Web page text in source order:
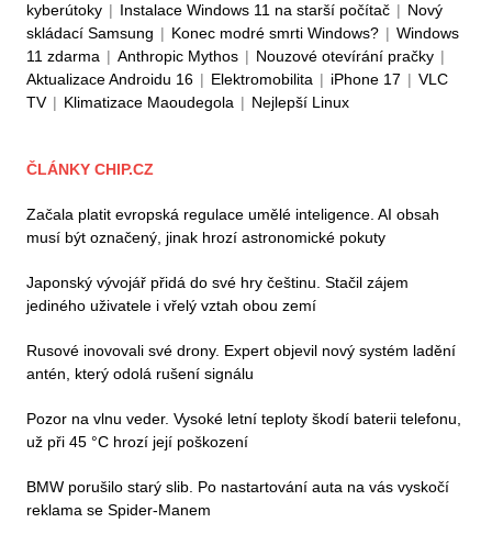
kyberútoky | Instalace Windows 11 na starší počítač | Nový
skládací Samsung | Konec modré smrti Windows? | Windows
11 zdarma | Anthropic Mythos | Nouzové otevírání pračky |
Aktualizace Androidu 16 | Elektromobilita | iPhone 17 | VLC
TV | Klimatizace Maoudegola | Nejlepší Linux
ČLÁNKY CHIP.CZ
Začala platit evropská regulace umělé inteligence. AI obsah
musí být označený, jinak hrozí astronomické pokuty
Japonský vývojář přidá do své hry češtinu. Stačil zájem
jediného uživatele i vřelý vztah obou zemí
Rusové inovovali své drony. Expert objevil nový systém ladění
antén, který odolá rušení signálu
Pozor na vlnu veder. Vysoké letní teploty škodí baterii telefonu,
už při 45 °C hrozí její poškození
BMW porušilo starý slib. Po nastartování auta na vás vyskočí
reklama se Spider-Manem